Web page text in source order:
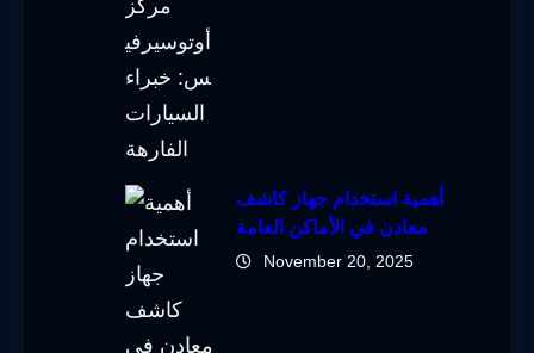
أهمية استخدام جهاز كاشف
معادن في الأماكن العامة
November 20, 2025